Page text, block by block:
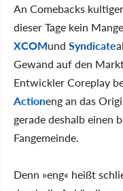
An Comebacks
dieser Tage kein
XCOMund Syndicate
Gewand auf den
Entwickler Coreplay
Actioneng an das
gerade deshalb einen
Fangemeinde.
Denn »eng« heißt